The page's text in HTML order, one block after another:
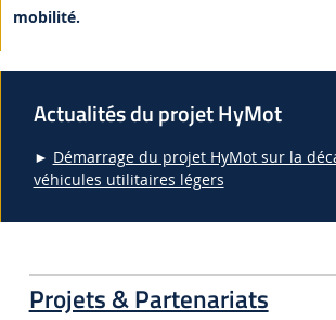
Projets & Partenariats
mobilité.
Actualités du projet HyMot
► Démarrage du projet HyMot sur la
véhicules utilitaires légers